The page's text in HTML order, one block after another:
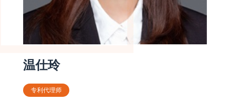
温仕玲
专利代理师